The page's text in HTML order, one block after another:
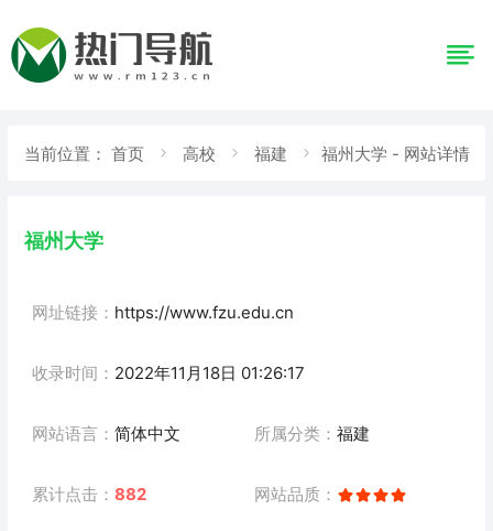
当前位置： 首页 高校 福建 福州大学 - 网站详情
福州大学
网址链接： https://www.fzu.edu.cn
收录时间： 2022年11月18日 01:26:17
网站语言： 简体中文 所属分类： 福建
累计点击： 882 网站品质：